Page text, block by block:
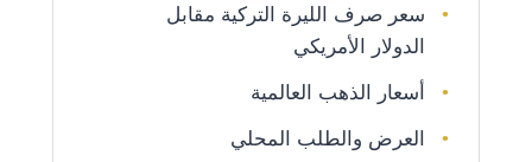
سعر صرف الليرة التركية مقابل
الدولار الأمريكي
أسعار الذهب العالمية
العرض والطلب المحلي